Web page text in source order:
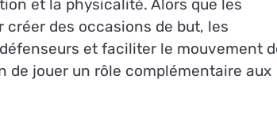
et la physicalité. Alors que les
créer des occasions de but, les
et faciliter le mouvement
de jouer un rôle complémentaire aux